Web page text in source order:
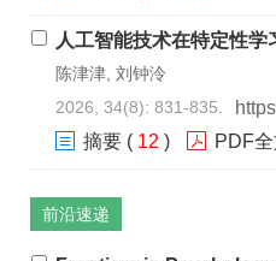
人工智能技术在特定性学
陈津津, 刘钟泠
2026, 34(8): 831-835.
摘要 ( 12 ) PDF
前沿速递